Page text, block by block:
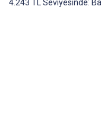
4.243 TL Seviyesinde: